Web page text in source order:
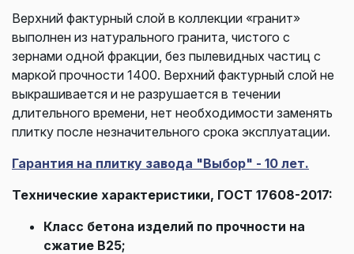
Верхний фактурный слой в коллекции «гранит»
выполнен из натурального гранита, чистого с
зернами одной фракции, без пылевидных частиц с
маркой прочности 1400. Верхний фактурный слой не
выкрашивается и не разрушается в течении
длительного времени, нет необходимости заменять
плитку после незначительного срока эксплуатации.
Гарантия на плитку завода "Выбор" - 10 лет.
Технические характеристики, ГОСТ 17608-2017:
Класс бетона изделий по прочности на
сжатие В25;